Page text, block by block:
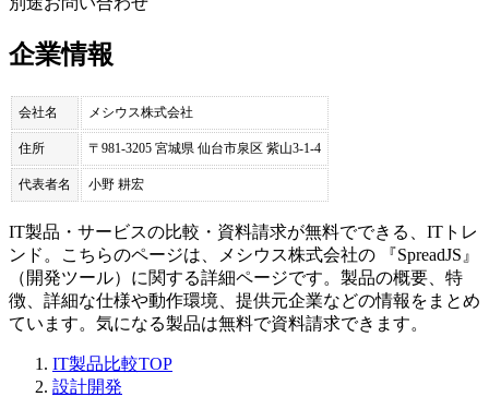
企業情報
会社名 メシウス株式会社
住所 〒981-3205 宮城県 仙台市泉区 紫山3-1-4
代表者名 小野 耕宏
IT製品・サービスの比較・資料請求が無料でできる、ITトレ
ンド。こちらのページは、
メシウス株式会社の 『SpreadJS 』
（ 開発ツール）に関する詳細ページです。製品の概要、特
徴、詳細な仕様や動作環境、提供元企業などの情報をまとめ
ています。気になる製品は無料で資料請求できます。
IT製品比較TOP
設計開発